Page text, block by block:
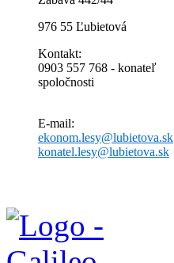
976 55 Ľubietová
Kontakt:
0903 557 768 - konateľ
spoločnosti
E-mail:
ekonom.lesy@lubietova.sk
konatel.lesy@lubietova.sk